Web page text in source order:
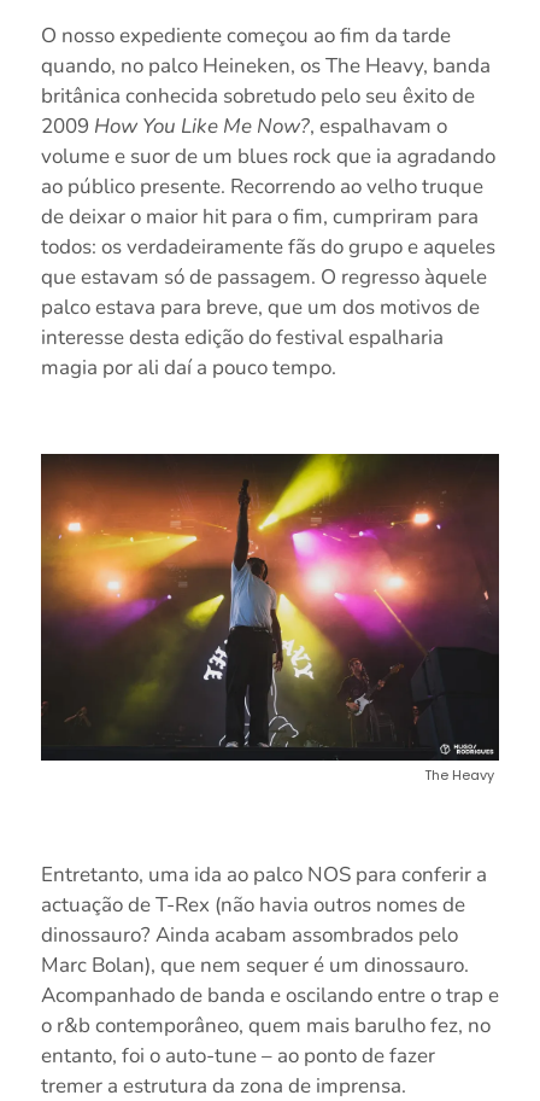
O nosso expediente começou ao fim da tarde
quando, no palco Heineken, os The Heavy, banda
britânica conhecida sobretudo pelo seu êxito de
2009 How You Like Me Now?, espalhavam o
volume e suor de um blues rock que ia agradando
ao público presente. Recorrendo ao velho truque
de deixar o maior hit para o fim, cumpriram para
todos: os verdadeiramente fãs do grupo e aqueles
que estavam só de passagem. O regresso àquele
palco estava para breve, que um dos motivos de
interesse desta edição do festival espalharia
magia por ali daí a pouco tempo.
The Heavy
Entretanto, uma ida ao palco NOS para conferir a
actuação de T-Rex (não havia outros nomes de
dinossauro? Ainda acabam assombrados pelo
Marc Bolan), que nem sequer é um dinossauro.
Acompanhado de banda e oscilando entre o trap e
o r&b contemporâneo, quem mais barulho fez, no
entanto, foi o auto-tune – ao ponto de fazer
tremer a estrutura da zona de imprensa.